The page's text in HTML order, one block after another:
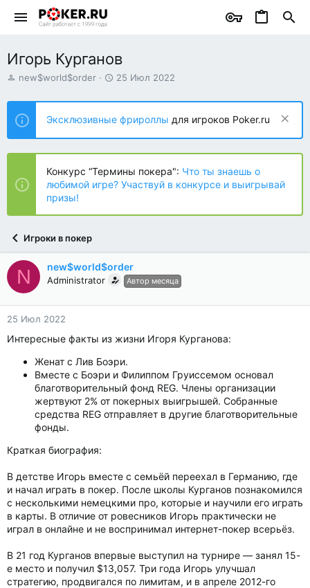
Игорь Курганов
А
т
о
р
т
е
ы
new$world$order
Д
т
н
а
ч
л
а
25 Июл 2022
Эксклюзивные фрироллы для игроков Poker.ru
Конкурс “Термины покера": Что ты знаешь о
любимой игре? Участвуй в конкурсе и выигрывай
призы!
Игроки в покер
N new$world$order
Administrator Автор месяца
25 Июл 2022
Интересные факты из жизни Игоря Курганова:
Женат с Лив Боэри.
Вместе с Боэри и Филиппом Груиссемом основал
благотворительный фонд REG. Члены организации
жертвуют 2% от покерных выигрышей. Собранные
средства REG отправляет в другие благотворительные
фонды.
Краткая биография:
В детстве Игорь вместе с семьёй переехал в Германию, где
и начал играть в покер. После школы Курганов познакомился
с несколькими немецкими про, которые и научили его играть
в карты. В отличие от ровесников Игорь практически не
играл в онлайне и не воспринимал интернет-покер всерьёз.
В 21 год Курганов впервые выступил на турнире — занял 15-
е место и получил $13,057. Три года Игорь улучшал
стратегию, продвигался по лимитам, и в апреле 2012-го